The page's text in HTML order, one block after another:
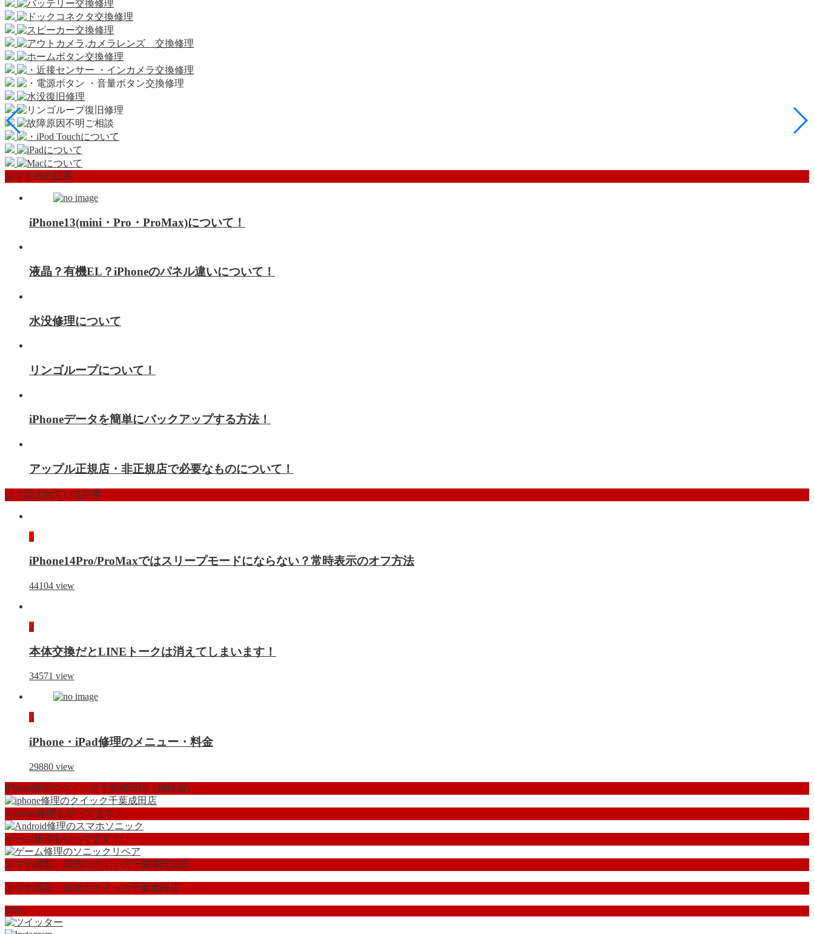
おすすめの記事
iPhone13(mini・Pro・ProMax)について！
液晶？有機EL？iPhoneのパネル違いについて！
水没修理について
リンゴループについて！
iPhoneデータを簡単にバックアップする方法！
アップル正規店・非正規店で必要なものについて！
よく読まれている記事
1
iPhone14Pro/ProMaxではスリープモードにならない？常時表示のオフ方法
44104 view
2
本体交換だとLINEトークは消えてしまいます！
34571 view
3
iPhone・iPad修理のメニュー・料金
29880 view
iPhone修理のクイック千葉成田店（姉妹店)
Android修理もやってます！
ゲーム修理もやってます！
スマホ買取・販売のクイック千葉津田沼店
スマホ買取・販売のクイック千葉成田店
SNS